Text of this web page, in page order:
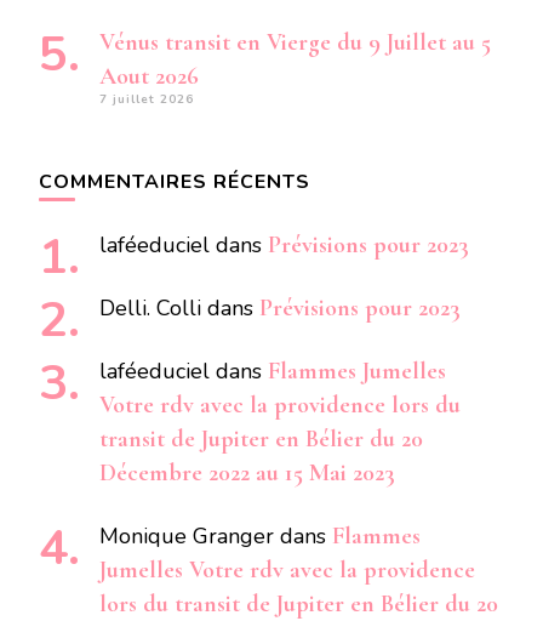
Vénus transit en Vierge du 9 Juillet au 5
Aout 2026
7 juillet 2026
COMMENTAIRES RÉCENTS
laféeduciel dans Prévisions pour 2023
Delli. Colli dans Prévisions pour 2023
laféeduciel dans Flammes Jumelles
Votre rdv avec la providence lors du
transit de Jupiter en Bélier du 20
Décembre 2022 au 15 Mai 2023
Monique Granger dans Flammes
Jumelles Votre rdv avec la providence
lors du transit de Jupiter en Bélier du 20